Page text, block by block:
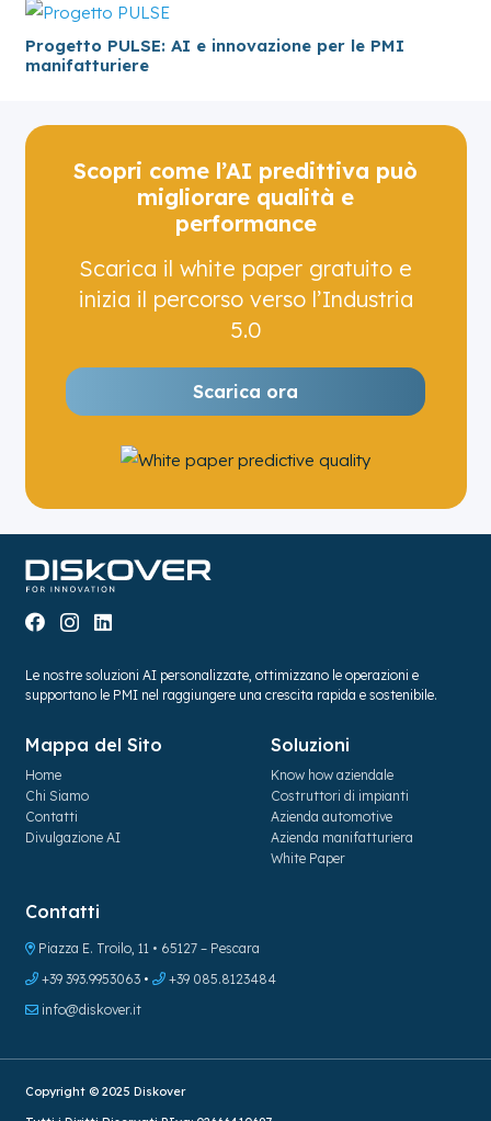
Progetto PULSE: AI e innovazione per le PMI
manifatturiere
Scopri come l’AI predittiva può
migliorare qualità e
performance
Scarica il white paper gratuito e
inizia il percorso verso l’Industria
5.0
Scarica ora
Le nostre soluzioni AI personalizzate, ottimizzano le operazioni e
supportano le PMI nel raggiungere una crescita rapida e sostenibile.
Mappa del Sito
Home
Chi Siamo
Contatti
Divulgazione AI
Soluzioni
Know how aziendale
Costruttori di impianti
Azienda automotive
Azienda manifatturiera
White Paper
Contatti
Piazza E. Troilo, 11 • 65127 – Pescara
+39 393.9953063•
+39 085.8123484
info@diskover.it
Copyright © 2025 Diskover